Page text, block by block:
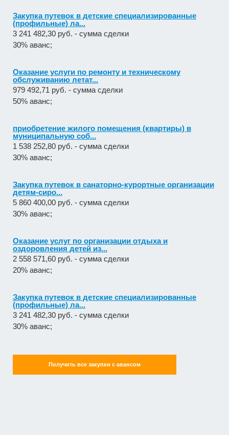
Закупка путевок в детские специализированные
(профильные) ла...
3 241 482,30 руб. - сумма сделки
30% аванс;
Оказание услуги по ремонту и техническому
обслуживанию летат...
979 492,71 руб. - сумма сделки
50% аванс;
приобретение жилого помещения (квартиры) в
муниципальную соб...
1 538 252,80 руб. - сумма сделки
30% аванс;
Закупка путевок в санаторно-курортные организации
детям-сиро...
5 860 400,00 руб. - сумма сделки
30% аванс;
Оказание услуг по организации отдыха и
оздоровления детей из...
2 558 571,60 руб. - сумма сделки
20% аванс;
Закупка путевок в детские специализированные
(профильные) ла...
3 241 482,30 руб. - сумма сделки
30% аванс;
Получить все закупки с авансом